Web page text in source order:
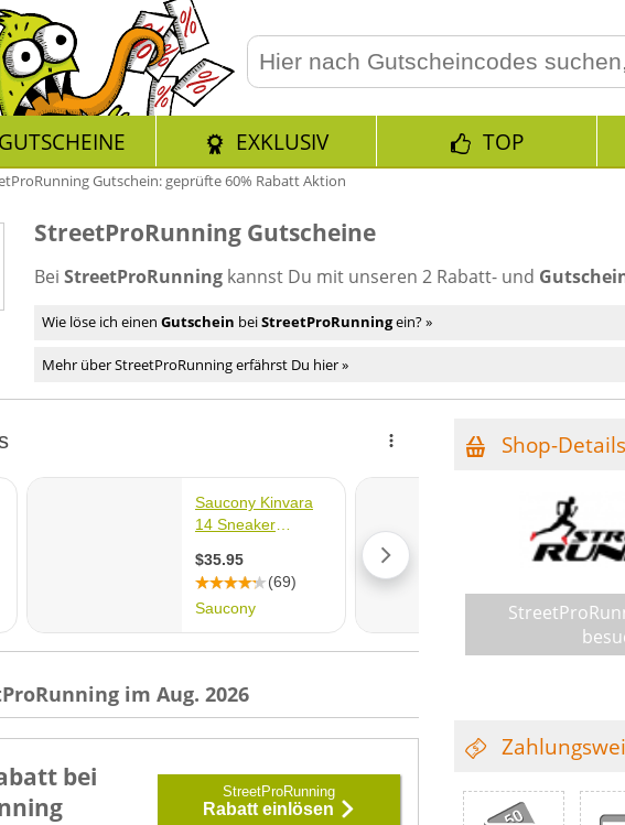
EXKLUSIV TOP
Gutschein: geprüfte 60% Rabatt Aktion
StreetProRunning Gutscheine
BeiStreetProRunning kannst Du mit unseren 2 Rabatt- und
Wie löse ich einen Gutschein beiStreetProRunningein? »
Mehr über StreetProRunning erfährst Du hier »
im Aug. 2026
bei
StreetProRunning
Rabatt einlösen
Shop-Details